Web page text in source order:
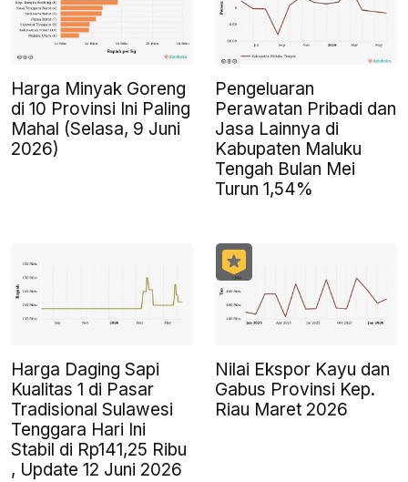
Harga Minyak Goreng
di 10 Provinsi Ini Paling
Mahal (Selasa, 9 Juni
2026)
Pengeluaran
Perawatan Pribadi dan
Jasa Lainnya di
Kabupaten Maluku
Tengah Bulan Mei
Turun 1,54%
Harga Daging Sapi
Kualitas 1 di Pasar
Tradisional Sulawesi
Tenggara Hari Ini
Stabil di Rp141,25 Ribu
, Update 12 Juni 2026
Nilai Ekspor Kayu dan
Gabus Provinsi Kep.
Riau Maret 2026